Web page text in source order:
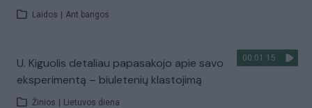
Laidos Ant bangos
00:01:15
U. Kiguolis detaliau papasakojo apie savo
eksperimentą – biuletenių klastojimą
Žinios Lietuvos diena